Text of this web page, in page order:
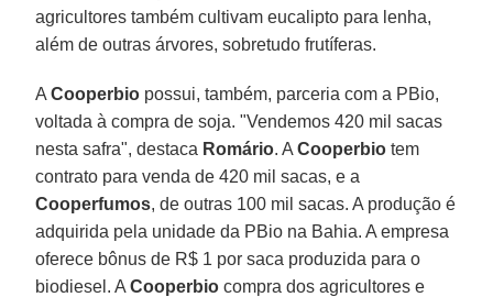
agricultores também cultivam eucalipto para lenha,
além de outras árvores, sobretudo frutíferas.
ACooperbio possui, também, parceria com a PBio,
voltada à compra de soja. "Vendemos 420 mil sacas
nesta safra", destaca Romário. ACooperbio tem
contrato para venda de 420 mil sacas, e a
Cooperfumos, de outras 100 mil sacas. A produção é
adquirida pela unidade da PBio na Bahia. A empresa
oferece bônus de R$ 1 por saca produzida para o
biodiesel. ACooperbio compra dos agricultores e